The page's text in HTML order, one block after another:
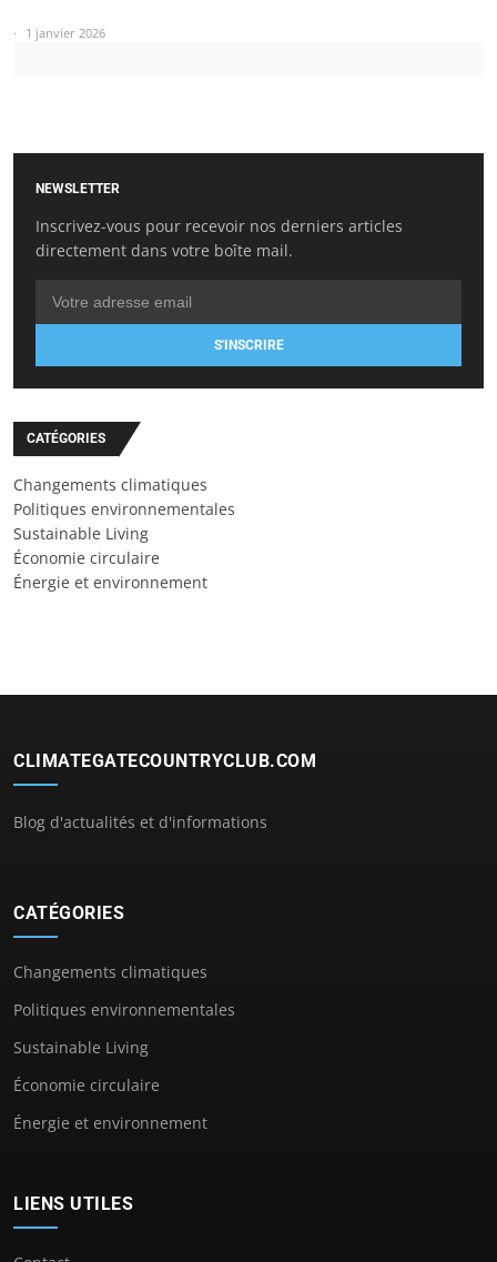
1 janvier 2026
NEWSLETTER
Inscrivez-vous pour recevoir nos derniers articles
directement dans votre boîte mail.
S'INSCRIRE
CATÉGORIES
Changements climatiques
Politiques environnementales
Sustainable Living
Économie circulaire
Énergie et environnement
CLIMATEGATECOUNTRYCLUB.COM
Blog d'actualités et d'informations
CATÉGORIES
Changements climatiques
Politiques environnementales
Sustainable Living
Économie circulaire
Énergie et environnement
LIENS UTILES